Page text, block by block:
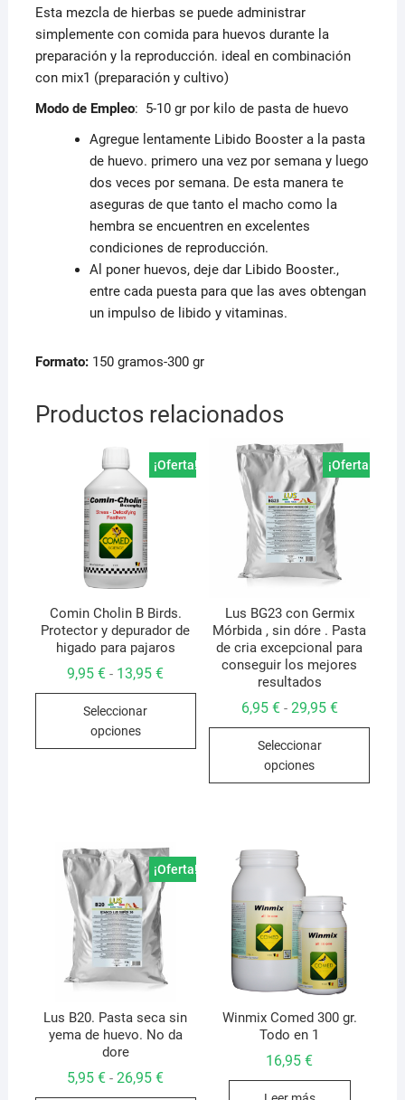
Esta mezcla de hierbas se puede administrar
simplemente con comida para huevos durante la
preparación y la reproducción. ideal en combinación
con mix1 (preparación y cultivo)
Modo de Empleo: 5-10 gr por kilo de pasta de huevo
Agregue lentamente Libido Booster a la pasta
de huevo. primero una vez por semana y luego
dos veces por semana. De esta manera te
aseguras de que tanto el macho como la
hembra se encuentren en excelentes
condiciones de reproducción.
Al poner huevos, deje dar Libido Booster.,
entre cada puesta para que las aves obtengan
un impulso de libido y vitaminas.
Formato:150 gramos-300 gr
Productos relacionados
¡Oferta!
Comin Cholin B Birds.
Protector y depurador de
higado para pajaros
9,95€ - 13,95€Rango
13,95 €
Seleccionar
opciones
Este
variantes.
pueden
página
¡Oferta!
Lus BG23 con Germix
Mórbida , sin dóre . Pasta
de cria excepcional para
conseguir los mejores
resultados
6,95 € - 29,95 €Rango
29,95 €
Seleccionar
opciones
Este
¡Oferta!
Lus B20. Pasta seca sin
yema de huevo. No da
dore
5,95€ - 26,95€Rango
Winmix Comed 300 gr.
Todo en 1
16,95€